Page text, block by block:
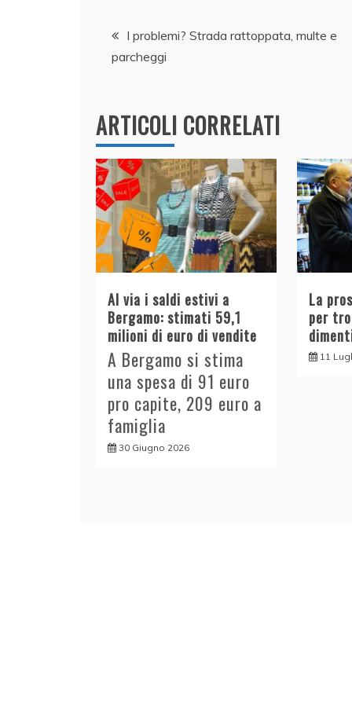
b
o
dI
A
vi
Navigazione
articoli
I problemi? Strada rattoppata, multe e
parcheggi
ARTICOLI CORRELATI
Al via i saldi estivi a
Bergamo: stimati 59,1
milioni di euro di vendite
A Bergamo si stima
una spesa di 91 euro
pro capite, 209 euro a
famiglia
30 Giugno 2026
La
per
11